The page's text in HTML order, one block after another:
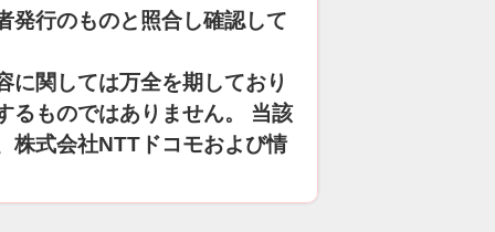
発行のものと照合し確認して
に関しては万全を期しており
るものではありません。 当該
株式会社NTTドコモおよび情